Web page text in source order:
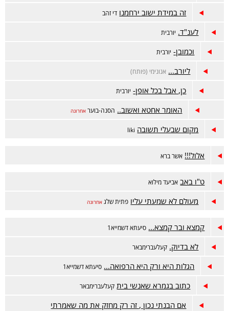
זה במידת ישוב ירחמנו די זהב
לענ"ד. יורבית
וכמובן- יורבית
ליורב... אנונימי (פותח)
כן, אבל בכל אופן- יורבית
האומר אחטא ואשוב.. הסנה-בוער אחרונה
מקום שבעלי תשובה liki
אלול!!! אשר ברא
ט"ו באב אביעד מילוא
מעולם לא שמעתי עליו פתית שלג אחרונה
קמצא ובר קמצא... סיעתא דשמייא1
לא בדיוק. קעלעברימבאר
הגלות היא ורק היא הרפואה... סיעתא דשמייא1
כתוב בגמרא שאנשי בית קעלעברימבאר
אם הבנתי נכון , זה רק מחזק את מה שאמרתי